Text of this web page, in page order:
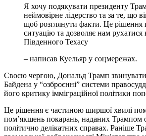
Я хочу подякувати президенту Трампу за його
неймовірне лідерство та за те, що
щоб розглянути факти. Це рішення
ситуацію та дозволяє нам рухатися
Південного Техасу
– написав Куельяр у соцмережах.
Своєю чергою, Дональд Трамп
Байдена у “озброєнні” системи
його критику імміграційної політики
Це рішення є частиною ширшої хвилі
пом’якшень покарань, наданих Трампом
політично делікатних справах. Раніше